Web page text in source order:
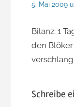
5. Mai 2009
Bilanz: 1
den
Schreibe